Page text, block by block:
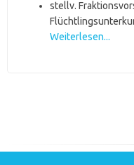
stellv.
Weiterlesen...